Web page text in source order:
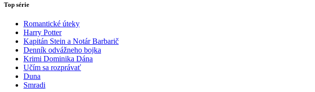
Top série
Romantické úteky
Harry Potter
Kapitán Stein a Notár Barbarič
Denník odvážneho bojka
Krimi Dominika Dána
Učím sa rozprávať
Duna
Smradi